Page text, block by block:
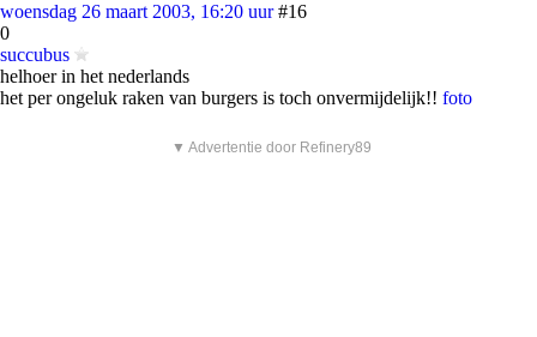
woensdag 26 maart 2003, 16:20 uur #16
0
succubus
helhoer in het nederlands
het per ongeluk raken van burgers is toch onvermijdelijk!! foto
▼ Advertentie door Refinery89